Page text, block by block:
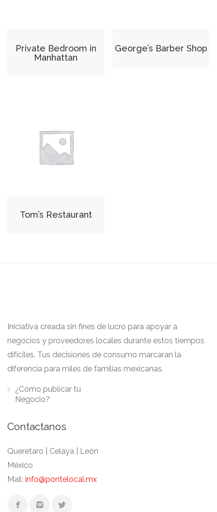
Private Bedroom in
Manhattan
George’s Barber Shop
Tom’s Restaurant
Iniciativa creada sin fines de lucro para apoyar a
negocios y proveedores locales durante estos tiempos
difíciles. Tus decisiones de consumo marcaran la
diferencia para miles de familias mexicanas.
¿Cómo publicar tu
Negocio?
Contactanos
Queretaro | Celaya | León
México
Mail: info@pontelocal.mx